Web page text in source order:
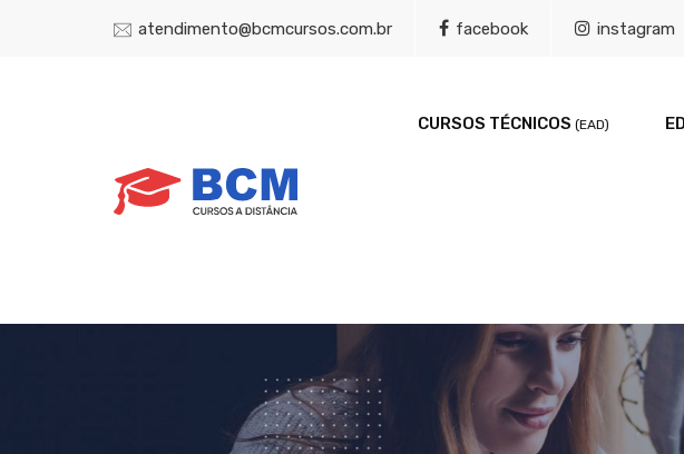
atendimento@bcmcursos.com.br facebook instagram
CURSOS TÉCNICOS (EAD)